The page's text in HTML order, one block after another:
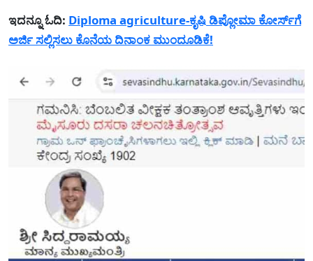
ಇದನ್ನೂ ಓದಿ: Diploma agriculture-ಕೃಷಿ ಡಿಪ್ಲೋಮಾ ಕೋರ್ಸ್‍ಗೆ
ಅರ್ಜಿ ಸಲ್ಲಿಸಲು ಕೊನೆಯ ದಿನಾಂಕ ಮುಂದೂಡಿಕೆ!